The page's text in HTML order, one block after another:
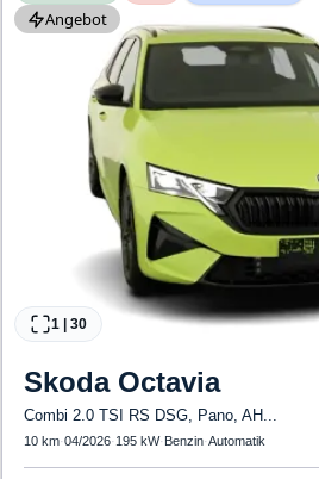
Angebot
1 30
Skoda Octavia
Combi 2.0 TSI RS DSG, Pano, AH...
10 km·04/2026· 195 kW· Benzin·Automatik